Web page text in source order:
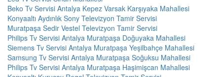
Beko Tv Servisi Antalya Kepez Varsak Karşıyaka Mahallesi
Konyaaltı Aydınlık Sony Televizyon Tamir Servisi
Muratpaşa Sedir Vestel Televizyon Tamir Servisi
Philips Tv Servisi Antalya Muratpaşa Doğuyaka Mahallesi
Siemens Tv Servisi Antalya Muratpaşa Yeşilbahçe Mahallesi
Samsung Tv Servisi Antalya Muratpaşa Soğuksu Mahallesi
Philips Tv Servisi Antalya Muratpaşa Haşimişcan Mahallesi